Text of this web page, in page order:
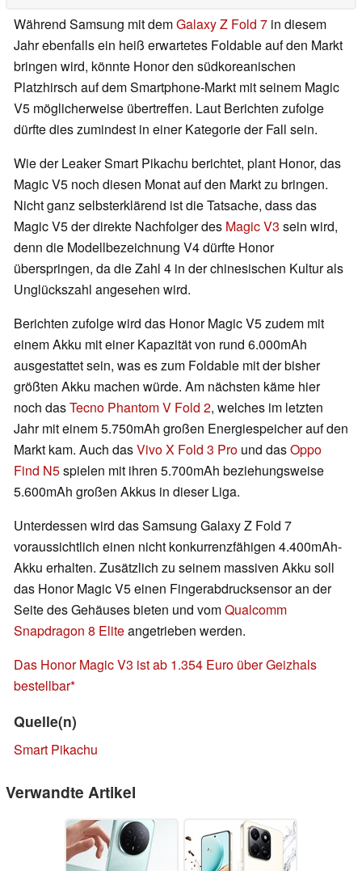
Während Samsung mit demGalaxy Z Fold 7 in diesem
Jahr ebenfalls ein heiß erwartetes Foldable auf den Markt
bringen wird, könnte Honor den südkoreanischen
Platzhirsch auf dem Smartphone-Markt mit seinem Magic
V5 möglicherweise übertreffen. Laut Berichten zufolge
dürfte dies zumindest in einer Kategorie der Fall sein.
Wie der Leaker Smart Pikachu berichtet, plant Honor, das
Magic V5 noch diesen Monat auf den Markt zu bringen.
Nicht ganz selbsterklärend ist die Tatsache, dass das
Magic V5 der direkte Nachfolger des Magic V3 sein wird,
denn die Modellbezeichnung V4 dürfte Honor
überspringen, da die Zahl 4 in der chinesischen Kultur als
Unglückszahl angesehen wird.
Berichten zufolge wird das Honor Magic V5 zudem mit
einem Akku mit einer Kapazität von rund 6.000mAh
ausgestattet sein, was es zum Foldable mit der bisher
größten Akku machen würde. Am nächsten käme hier
noch dasTecno Phantom V Fold 2, welches im letzten
Jahr mit einem 5.750mAh großen Energiespeicher auf den
Markt kam. Auch dasVivo X Fold 3 Pro und dasOppo
Find N5spielen mit ihren 5.700mAh beziehungsweise
5.600mAh großen Akkus in dieser Liga.
Unterdessen wird das Samsung Galaxy Z Fold 7
voraussichtlich einen nicht konkurrenzfähigen 4.400mAh-
Akku erhalten. Zusätzlich zu seinem massiven Akku soll
das Honor Magic V5 einen Fingerabdrucksensor an der
Seite des Gehäuses bieten und vomQualcomm
Snapdragon 8 Eliteangetrieben werden.
Das Honor Magic V3 ist ab 1.354 Euro über Geizhals
bestellbar
Quelle(n)
Smart Pikachu
Verwandte Artikel